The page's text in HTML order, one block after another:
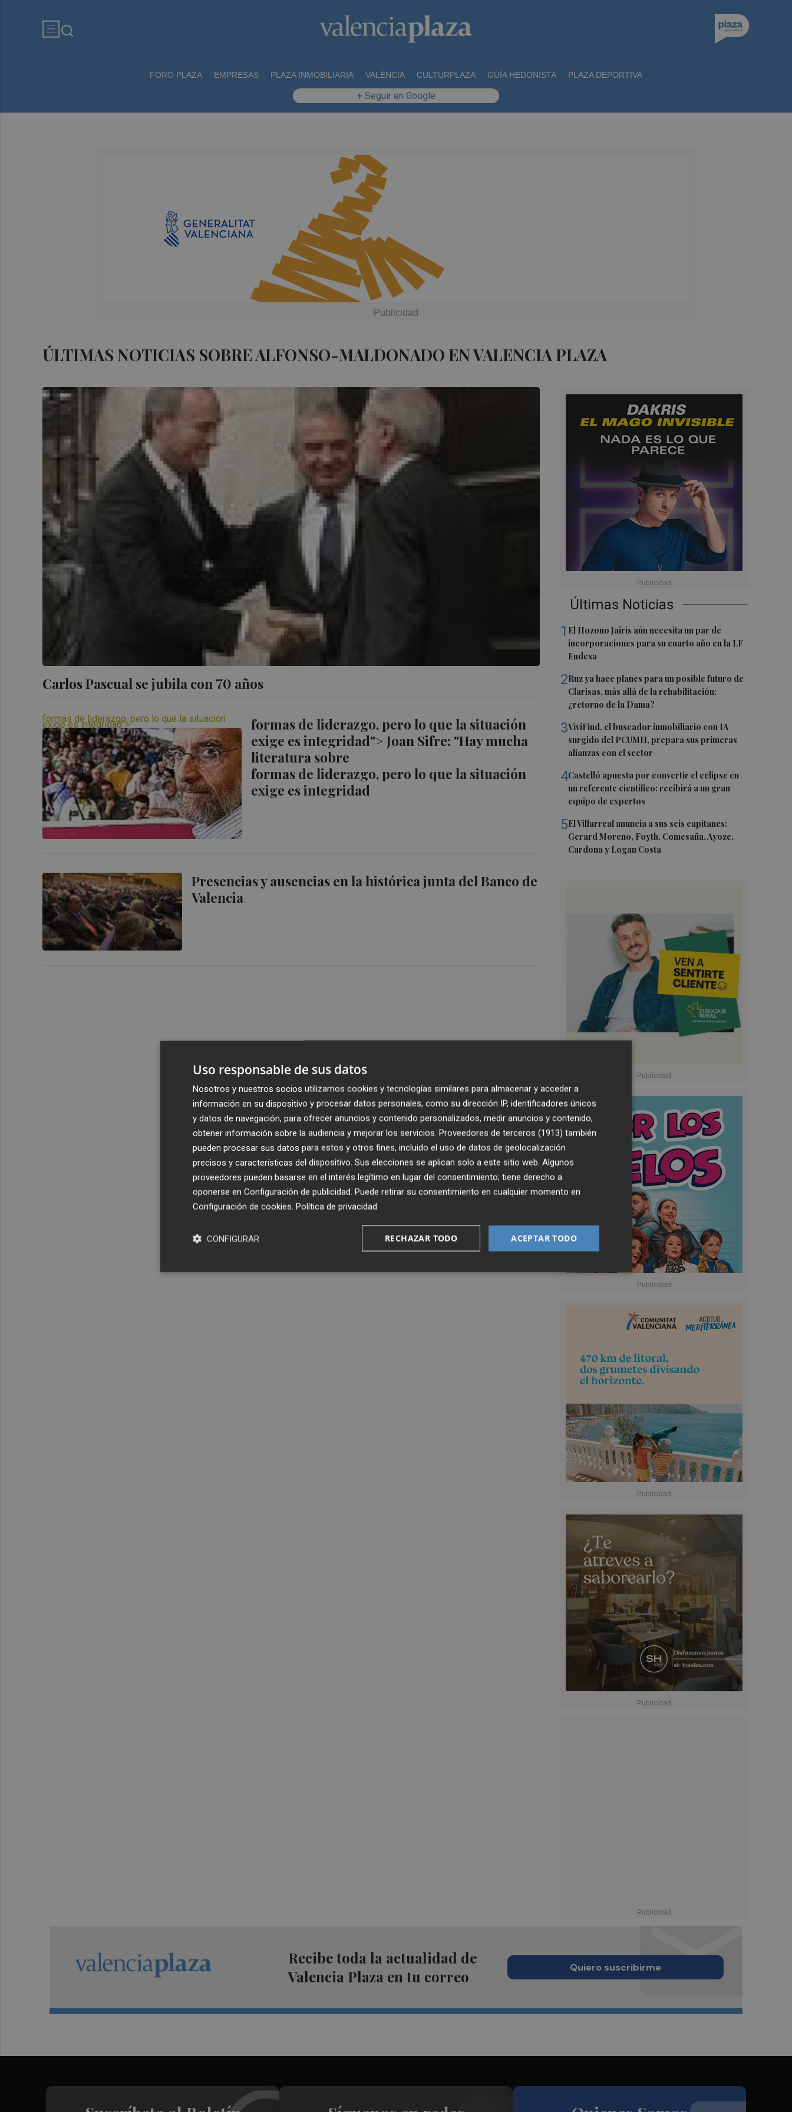
FORO PLAZA EMPRESAS PLAZA INMOBILIARIA VALÈNCIA CULTURPLAZA GUÍA HEDONISTA PLAZA DEPORTIVA
+ Seguir en Google
ÚLTIMAS NOTICIAS SOBRE ALFONSO-MALDONADO EN VALENCIA PLAZA
Carlos Pascual se jubila con 70 años
formas de liderazgo, pero lo que la situación
exige es integridad">
formas de liderazgo, pero lo que la situación
exige es integridad" title="Joan Sifre: "Hay
mucha literatura sobre
formas de liderazgo, pero lo que la situación
exige es integridad" onerror="this.onerror=null;
this.src='//d31u1w5651ly23.cloudfront.net/articulos/articulos-
1368293.jpg';" />
formas de liderazgo, pero lo que la situación
exige es integridad"> Joan Sifre: "Hay mucha
literatura sobre
formas de liderazgo, pero lo que la situación
exige es integridad
Presencias y ausencias en la histórica junta del Banco de
Valencia
Últimas Noticias
1 El Hozono Jairis aún necesita un par de
incorporaciones para su cuarto año en la LF
Endesa
2Ruz ya hace planes para un posible futuro de
Clarisas, más allá de la rehabilitación:
¿retorno de la Dama?
3ViviFind, el buscador inmobiliario con IA
surgido del PCUMH, prepara sus primeras
alianzas con el sector
4Castelló apuesta por convertir el eclipse en
un referente científico: recibirá a un gran
equipo de expertos
5El Villarreal anuncia a sus seis capitanes:
Gerard Moreno, Foyth, Comesaña, Ayoze,
Cardona y Logan Costa
Recibe toda la actualidad de
Valencia Plaza en tu correo
Quiero suscribirme
Uso responsable de sus datos
Nosotros y nuestros socios utilizamos cookies y tecnologías similares para almacenar y acceder a
información en su dispositivo y procesar datos personales, como su dirección IP, identificadores únicos
y datos de navegación, para ofrecer anuncios y contenido personalizados, medir anuncios y contenido,
obtener información sobre la audiencia y mejorar los servicios. Proveedores de terceros (1913) también
pueden procesar sus datos para estos y otros fines, incluido el uso de datos de geolocalización
precisos y características del dispositivo. Sus elecciones se aplican solo a este sitio web. Algunos
proveedores pueden basarse en el interés legítimo en lugar del consentimiento; tiene derecho a
oponerse en Configuración de publicidad. Puede retirar su consentimiento en cualquier momento en
Configuración de cookies. Política de privacidad
ACEPTAR TODO
RECHAZAR TODO
CONFIGURAR